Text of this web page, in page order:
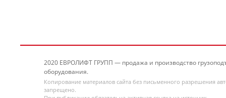
2020 ЕВРОЛИФТ ГРУПП — продажа и производство
оборудования.
Копирование материалов сайта без письменного разрешения
запрещено.